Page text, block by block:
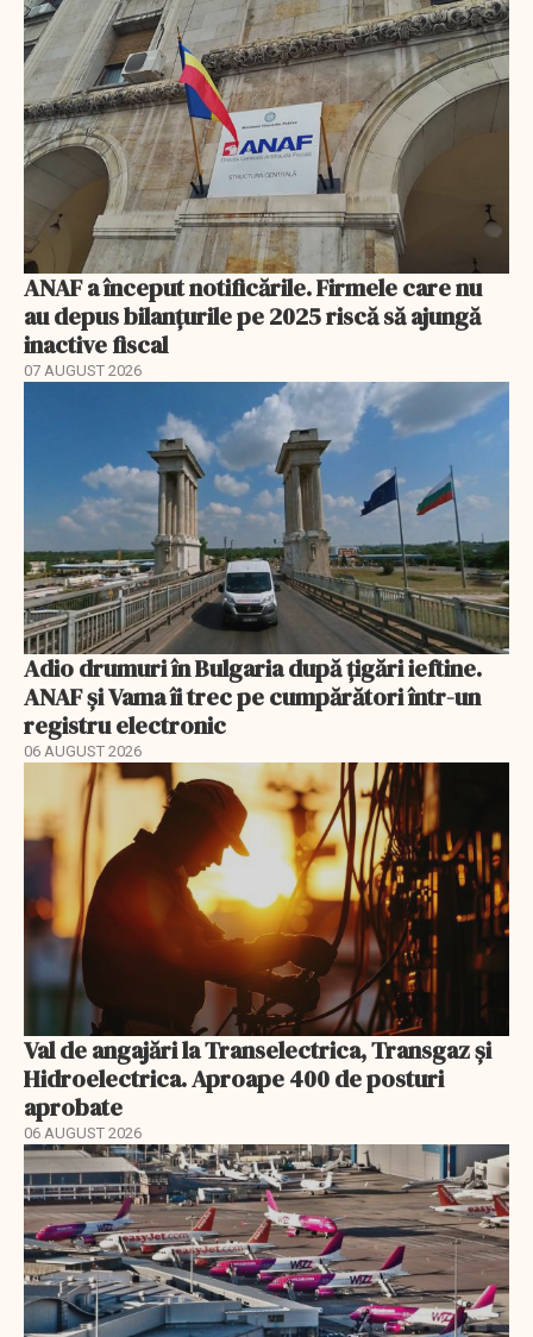
ANAF a început notificările. Firmele care nu
au depus bilanțurile pe 2025 riscă să ajungă
inactive fiscal
07 AUGUST 2026
Adio drumuri în Bulgaria după țigări ieftine.
ANAF și Vama îi trec pe cumpărători într-un
registru electronic
06 AUGUST 2026
Val de angajări la Transelectrica, Transgaz și
Hidroelectrica. Aproape 400 de posturi
aprobate
06 AUGUST 2026